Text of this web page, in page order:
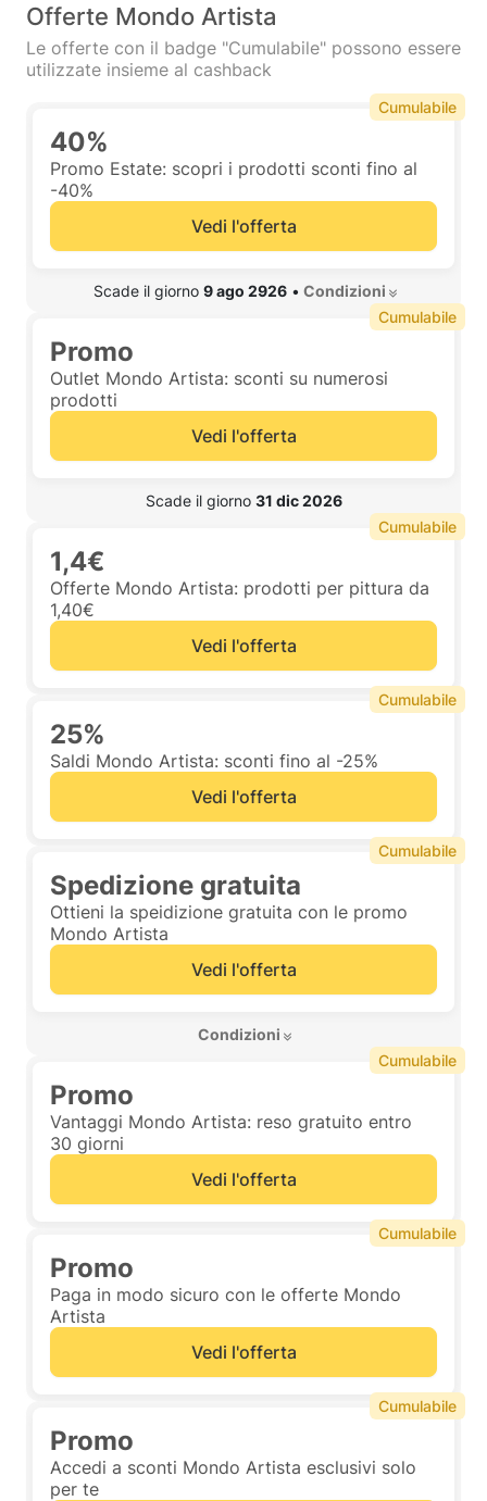
Offerte Mondo Artista
Le offerte con il badge "Cumulabile" possono essere
utilizzate insieme al cashback
40%
Promo Estate: scopri i prodotti sconti fino al
-40%
Vedi l'offerta
Scade il giorno 9 ago 2926 • Condizioni
Cumulabile
Promo
Outlet Mondo Artista: sconti su numerosi
prodotti
Vedi l'offerta
Scade il giorno 31 dic 2026
Cumulabile
1,4€
Offerte Mondo Artista: prodotti per pittura da
1,40€
Vedi l'offerta
Cumulabile
25%
Saldi Mondo Artista: sconti fino al -25%
Vedi l'offerta
Cumulabile
Spedizione gratuita
Ottieni la speidizione gratuita con le promo
Mondo Artista
Vedi l'offerta
Condizioni
Cumulabile
Promo
Vantaggi Mondo Artista: reso gratuito entro
30 giorni
Vedi l'offerta
Cumulabile
Promo
Paga in modo sicuro con le offerte Mondo
Artista
Vedi l'offerta
Cumulabile
Promo
Accedi a sconti Mondo Artista esclusivi solo
per te
Cumulabile